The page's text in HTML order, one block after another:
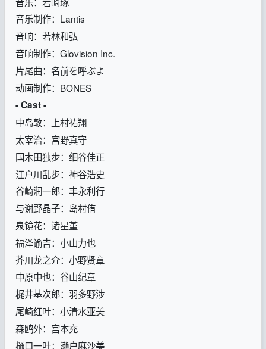
音乐制作：Lantis
音响：若林和弘
音响制作：Glovision Inc.
片尾曲：名前を呼ぶよ
动画制作：BONES
- Cast -
中岛敦：上村祐翔
太宰治：宫野真守
国木田独步：细谷佳正
江户川乱步：神谷浩史
谷崎润一郎：丰永利行
与谢野晶子：岛村侑
泉镜花：诸星堇
福泽谕吉：小山力也
芥川龙之介：小野贤章
中原中也：谷山纪章
梶井基次郎：羽多野涉
尾崎红叶：小清水亚美
森鸥外：宫本充
樋口一叶：濑户麻沙美